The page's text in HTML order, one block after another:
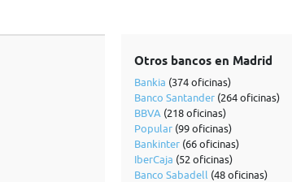
Otros bancos en Madrid
Bankia (374 oficinas)
Banco Santander(264 oficinas)
BBVA (218 oficinas)
Popular(99 oficinas)
Bankinter(66 oficinas)
IberCaja (52 oficinas)
Banco Sabadell (48 oficinas)